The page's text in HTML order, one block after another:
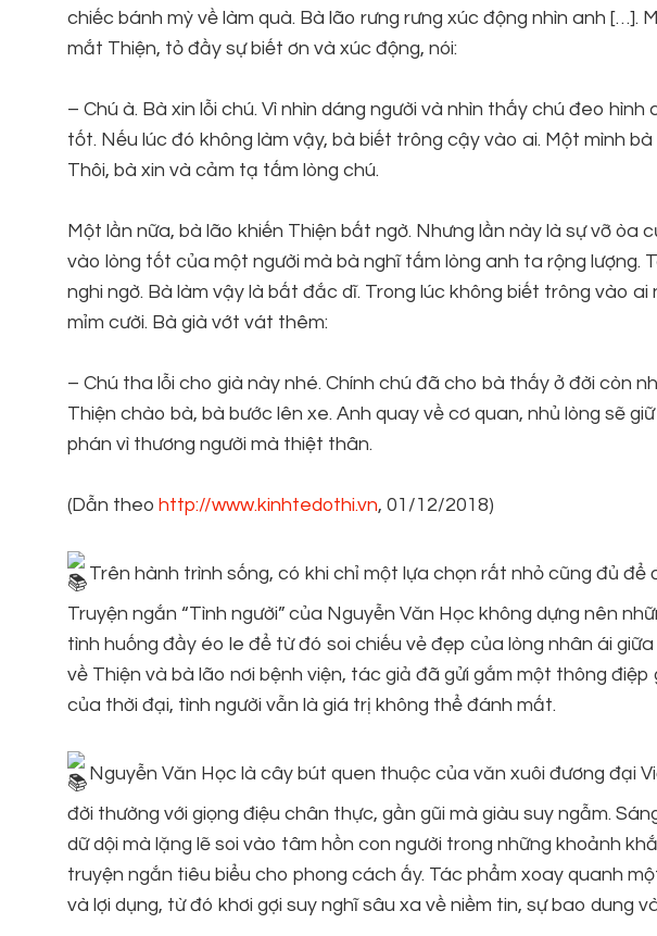
chiếc bánh mỳ về làm quà. Bà lão rưng rưng xúc động nhìn anh […].
mắt Thiện, tỏ đầy sự biết ơn và xúc động, nói:
– Chú à. Bà xin lỗi chú. Vì nhìn dáng người và nhìn thấy chú đeo
tốt. Nếu lúc đó không làm vậy, bà biết trông cậy vào ai. Một mình
Thôi, bà xin và cảm tạ tấm lòng chú.
Một lần nữa, bà lão khiến Thiện bất ngờ. Nhưng lần này là sự vỡ òa
vào lòng tốt của một người mà bà nghĩ tấm lòng anh ta rộng lượng.
nghi ngờ. Bà làm vậy là bất đắc dĩ. Trong lúc không biết trông vào
mỉm cười. Bà già vớt vát thêm:
– Chú tha lỗi cho già này nhé. Chính chú đã cho bà thấy ở đời còn
Thiện chào bà, bà bước lên xe. Anh quay về cơ quan, nhủ lòng sẽ
phán vì thương người mà thiệt thân.
(Dẫn theo http://www.kinhtedothi.vn, 01/12/2018)
Trên hành trình sống, có khi chỉ một lựa chọn rất nhỏ cũng đủ để
Truyện ngắn “Tình người” của Nguyễn Văn Học không dựng nên
tình huống đầy éo le để từ đó soi chiếu vẻ đẹp của lòng nhân ái
về Thiện và bà lão nơi bệnh viện, tác giả đã gửi gắm một thông
của thời đại, tình người vẫn là giá trị không thể đánh mất.
Nguyễn Văn Học là cây bút quen thuộc của văn xuôi đương đại
đời thường với giọng điệu chân thực, gần gũi mà giàu suy ngẫm.
dữ dội mà lặng lẽ soi vào tâm hồn con người trong những khoảnh
truyện ngắn tiêu biểu cho phong cách ấy. Tác phẩm xoay quanh
và lợi dụng, từ đó khơi gợi suy nghĩ sâu xa về niềm tin, sự bao dung